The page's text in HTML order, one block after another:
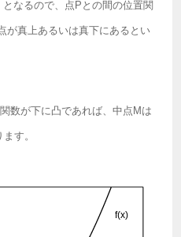
となるので、点Pとの間の位置関
が真上あるいは真下にあるとい
数が下に凸であれば、中点Mは
す。